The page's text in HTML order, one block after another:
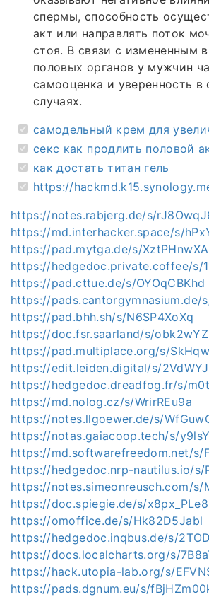
спермы, способность
акт или направлять поток
стоя. В связи с измененным
половых органов у мужчин
самооценка и уверенность в
случаях.
самодельный крем для
секс как продлить половой
как достать титан гель
https://
https://notes.rabjerg.de/s/
https://md.interhacker.space/s/
https://pad.mytga.de/s/XztPHnwXA
https://hedgedoc.private.coffee/s/
https://pad.cttue.de/s/OYOqCBKhd
https://pads.cantorgymnasium.de/
https://pad.bhh.sh/s/N6SP4XoXq
https://doc.fsr.saarland/s/
https://pad.multiplace.org/s/
https://edit.leiden.digital/s/
https://hedgedoc.dreadfog.fr/s/
https://md.nolog.cz/s/WrirREu9a
https://notes.llgoewer.de/s/
https://notas.gaiacoop.tech/s/
https://md.softwarefreedom.net/s/
https://hedgedoc.nrp-nautilus.io/s/
https://notes.simeonreusch.com/s/
https://doc.spiegie.de/s/x8px_PLe8
https://omoffice.de/s/Hk82D5Jabl
https://hedgedoc.inqbus.de/s/
https://docs.localcharts.org/s/
https://hack.utopia-lab.org/s/
https://pads.dgnum.eu/s/